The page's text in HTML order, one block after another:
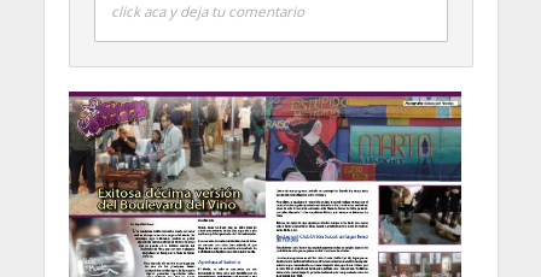
click aca y deja tu comentario